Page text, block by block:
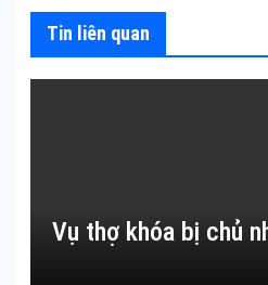
Tin liên quan
Vụ thợ khóa bị chủ